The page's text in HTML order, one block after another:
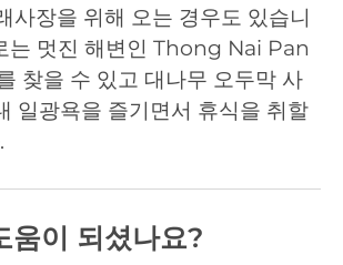
사장을 위해 오는 경우도 있습니
는 멋진 해변인 Thong Nai Pan
찾을 수 있고 대나무 오두막 사
일광욕을 즐기면서 휴식을 취할
움이 되셨나요?